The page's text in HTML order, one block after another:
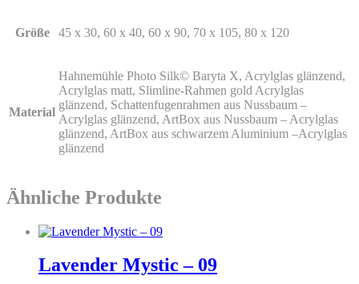
Größe 45 x 30, 60 x 40, 60 x 90, 70 x 105, 80 x 120
Material
Hahnemühle Photo Silk© Baryta X, Acrylglas glänzend,
Acrylglas matt, Slimline-Rahmen gold Acrylglas
glänzend, Schattenfugenrahmen aus Nussbaum –
Acrylglas glänzend, ArtBox aus Nussbaum – Acrylglas
glänzend, ArtBox aus schwarzem Aluminium –Acrylglas
glänzend
Ähnliche Produkte
Lavender Mystic – 09